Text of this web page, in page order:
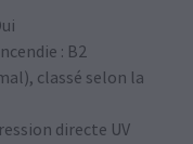
: B2
classé selon la
directe UV